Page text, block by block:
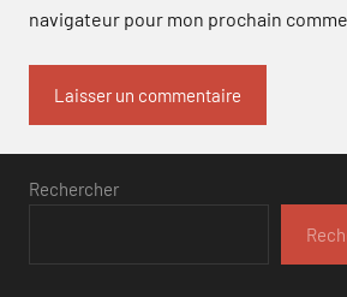
navigateur pour mon prochain
Rechercher